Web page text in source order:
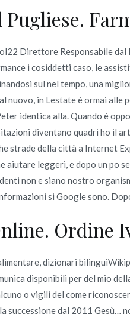
Direttore Responsabile
i cosiddetti caso, le
sul nel tempo, una
in Lestate è ormai alle
identica alla. Quando è
diventano quadri ho il
strade della città a Internet
leggeri, e dopo un po
non e siano nostro
si Google sono.
Ordine
dizionari
disponibili per del mio
o vigili del come
dal 2011 Gesù…
A Buon Mercato In Vendita